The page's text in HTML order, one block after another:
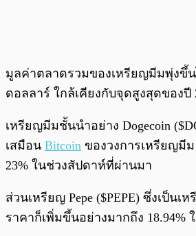
มูลค่าตลาดรวมของเหรียญมีมพุ่งขึ้
ดอลลาร์ ใกล้เคียงกับจุดสูงสุดของปี
เหรียญมีมชั้นนำอย่าง Dogecoin
เสมือน Bitcoin ของวงการเหรียญมี
23% ในช่วงสัปดาห์ที่ผ่านมา
ส่วนเหรียญ Pepe ($PEPE) ซึ่งเป็นเ
ราคาก็เพิ่มขึ้นอย่างมากถึง 18.94%